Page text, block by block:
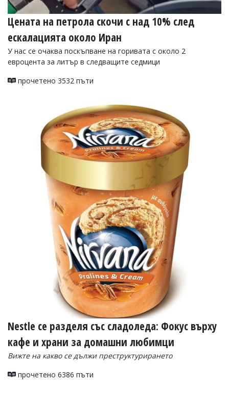
Цената на петрола скочи с над 10% след
ескалацията около Иран
У нас се очаква поскъпване на горивата с около 2
евроцента за литър в следващите седмици
прочетено 3532 пъти
Nestle се разделя със сладоледа: Фокус върху
кафе и храни за домашни любимци
Вижте на какво се дължи преструктурирането
прочетено 6386 пъти